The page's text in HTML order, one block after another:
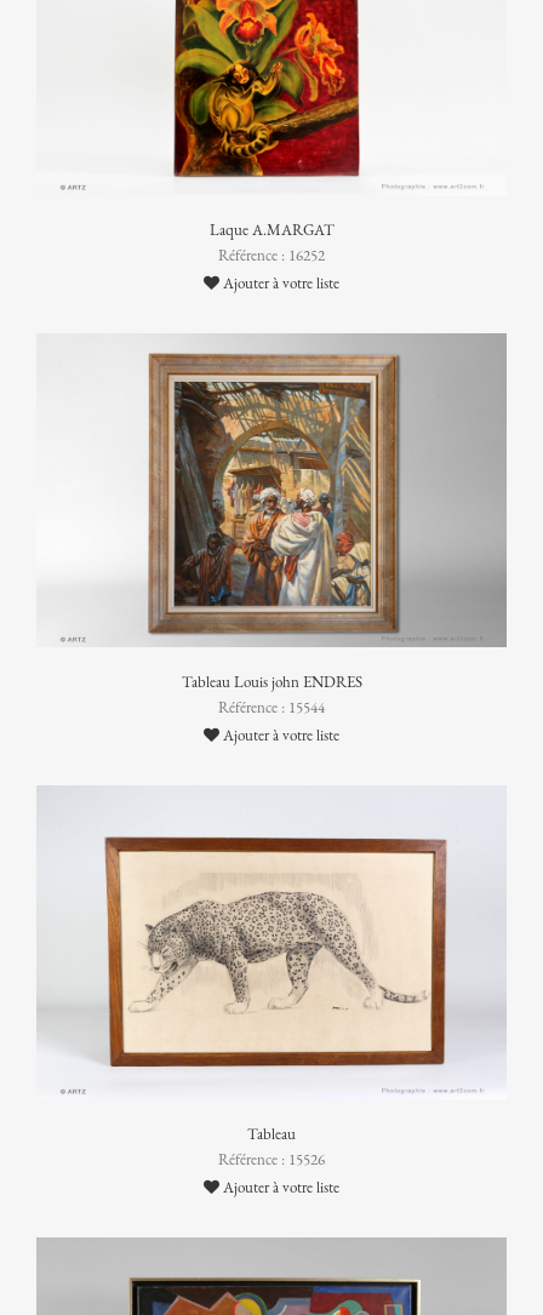
Laque A.MARGAT
Référence : 16252
Ajouter à votre liste
Tableau Louis john ENDRES
Référence : 15544
Ajouter à votre liste
Tableau
Référence : 15526
Ajouter à votre liste